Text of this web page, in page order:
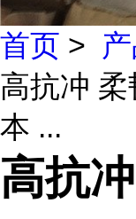
首页 >
高抗冲 柔
本 ...
高抗